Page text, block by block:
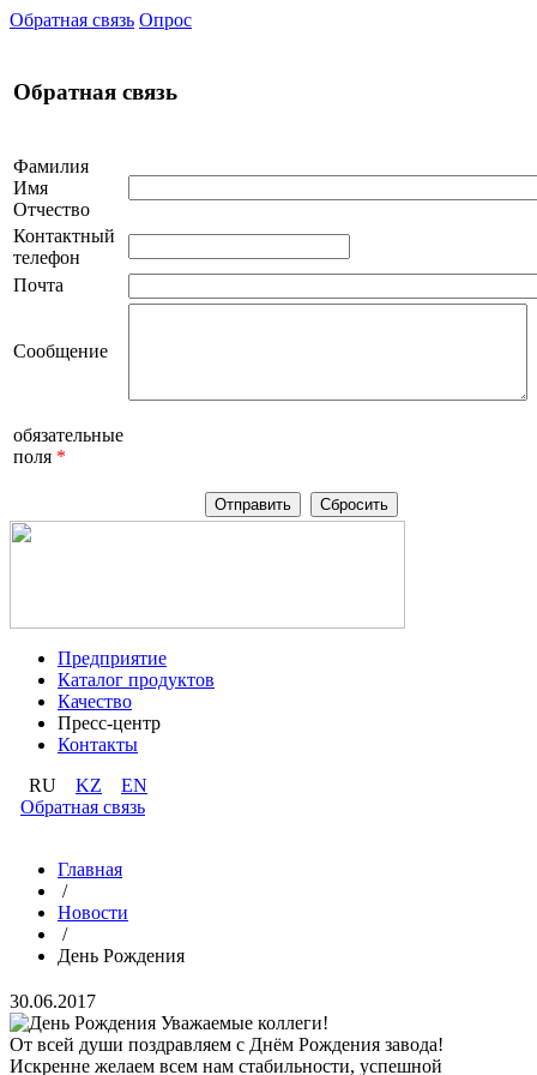
Обратная связь Опрос
Обратная связь
Фамилия
Имя
Отчество
Контактный
телефон
Почта
Сообщение
обязательные
поля *
Предприятие
Каталог продуктов
Качество
Пресс-центр
Контакты
RU KZ
EN
Обратная связь
Главная
/
Новости
/
День Рождения
30.06.2017
Уважаемые коллеги!
От всей души поздравляем с Днём Рождения завода!
Искренне желаем всем нам стабильности, успешной